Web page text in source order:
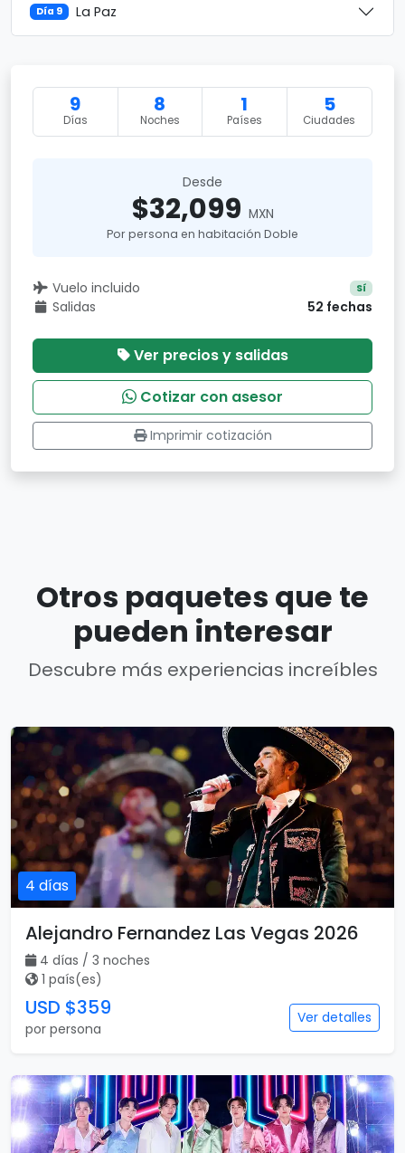
Día 9 La Paz
9
Días
8
Noches
1
Países
5
Ciudades
Desde
$32,099 MXN
Por persona en habitación Doble
Vuelo incluido Sí
Salidas 52 fechas
Ver precios y salidas
Cotizar con asesor
Imprimir cotización
Otros paquetes que te
pueden interesar
Descubre más experiencias increíbles
4 días
Alejandro Fernandez Las Vegas 2026
4 días / 3 noches
1 país(es)
USD $359
por persona
Ver detalles